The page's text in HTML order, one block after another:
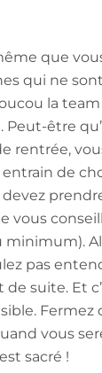
que
qui ne
la
Peut-être
rentrée,
entrain de
devez
vous
minimum).
pas
suite. Et
Fermez
vous
sacré !